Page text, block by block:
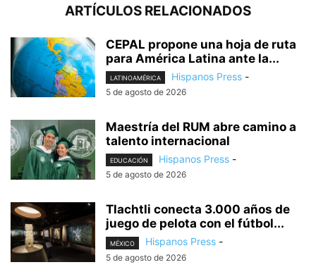
ARTÍCULOS RELACIONADOS
CEPAL propone una hoja de ruta
para América Latina ante la...
LATINOAMÉRICA Hispanos Press -
5 de agosto de 2026
Maestría del RUM abre camino a
talento internacional
EDUCACIÓN Hispanos Press -
5 de agosto de 2026
Tlachtli conecta 3.000 años de
juego de pelota con el fútbol...
MÉXICO Hispanos Press -
5 de agosto de 2026